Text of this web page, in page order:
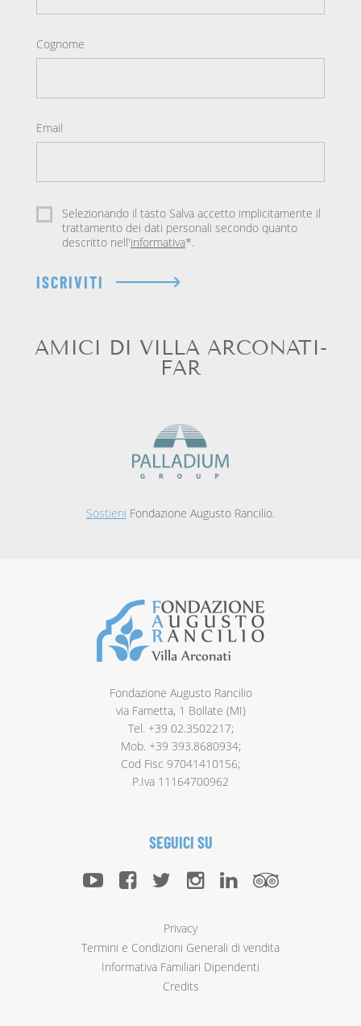
Cognome
Email
Selezionando il tasto Salva accetto implicitamente il
trattamento dei dati personali secondo quanto
descritto nell'informativa*.
ISCRIVITI
AMICI DI VILLA ARCONATI-
FAR
Sostieni Fondazione Augusto Rancilio.
Fondazione Augusto Rancilio
via Fametta, 1 Bollate (MI)
Tel. +39 02.3502217;
Mob. +39 393.8680934;
Cod Fisc 97041410156;
P.Iva 11164700962
SEGUICI SU
Privacy
Termini e Condizioni Generali di vendita
Informativa Familiari Dipendenti
Credits